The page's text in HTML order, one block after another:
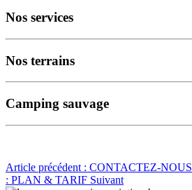
Nos services
Nos terrains
Camping sauvage
Article précédent : CONTACTEZ-NOUS
: PLAN & TARIF Suivant